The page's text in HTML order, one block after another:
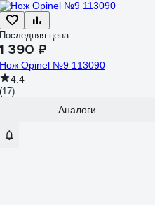
Последняя цена
1 390 ₽
Нож Opinel №9 113090
4.4
(17)
Аналоги